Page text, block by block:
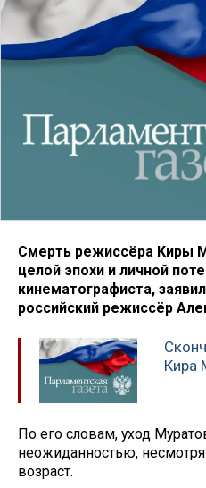
Смерть режиссёра Киры
целой эпохи и личной
кинематографиста, заявил
российский режиссёр
Кира
По его словам, уход
неожиданностью,
возраст.